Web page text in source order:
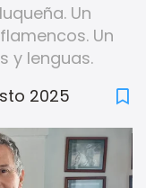
Un
Un
y lenguas.
2025